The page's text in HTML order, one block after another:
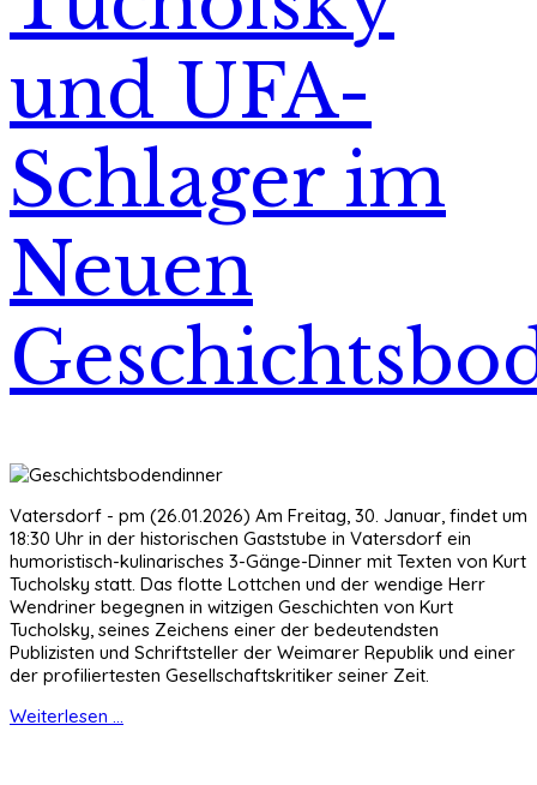
und UFA-
Schlager im
Neuen
Vatersdorf - pm (26.01.2026) Am Freitag, 30. Januar, findet um
18:30 Uhr in der historischen Gaststube in Vatersdorf ein
humoristisch-kulinarisches 3-Gänge-Dinner mit Texten von Kurt
Tucholsky statt. Das flotte Lottchen und der wendige Herr
Wendriner begegnen in witzigen Geschichten von Kurt
Tucholsky, seines Zeichens einer der bedeutendsten
Publizisten und Schriftsteller der Weimarer Republik und einer
der profiliertesten Gesellschaftskritiker seiner Zeit.
Weiterlesen ...